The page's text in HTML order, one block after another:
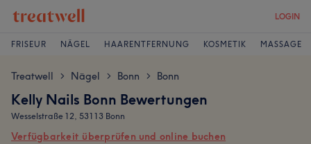
LOGIN
FRISEUR NÄGEL HAARENTFERNUNG KOSMETIK MASSAGE
Treatwell > Nägel > Bonn > Bonn
Kelly Nails Bonn Bewertungen
Wesselstraße 12, 53113 Bonn
Verfügbarkeit überprüfen und online buchen